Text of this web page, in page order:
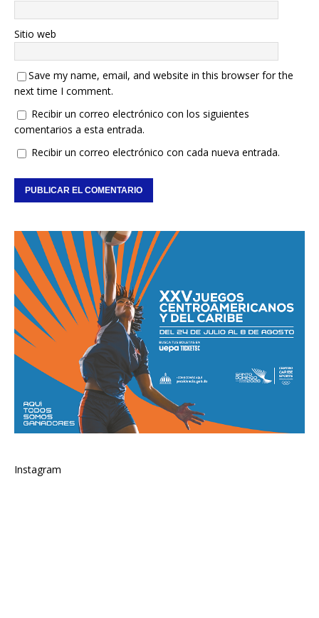
Sitio web
Save my name, email, and website in this browser for the
next time I comment.
Recibir un correo electrónico con los siguientes
comentarios a esta entrada.
Recibir un correo electrónico con cada nueva entrada.
Instagram